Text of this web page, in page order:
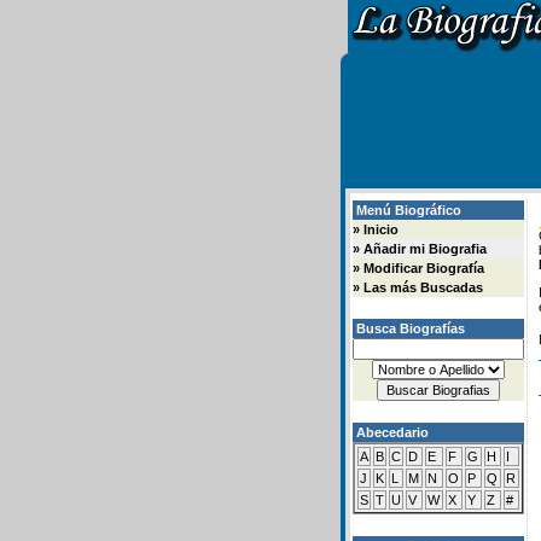
Menú Biográfico
» Inicio
» Añadir mi Biografia
» Modificar Biografía
» Las más Buscadas
Busca Biografías
Abecedario
A B C D E F G H
I
J
K L M N O P Q
R
S T U V W X Y Z #